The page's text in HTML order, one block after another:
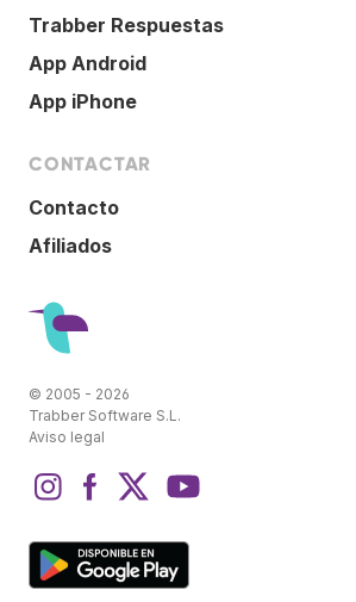
Trabber Respuestas
App Android
App iPhone
CONTACTAR
Contacto
Afiliados
© 2005 - 2026
Trabber Software S.L.
Aviso legal